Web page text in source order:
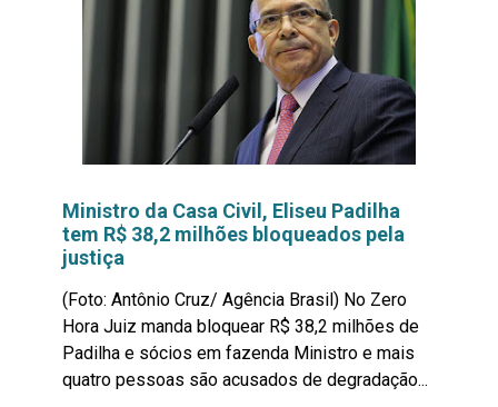
Ministro da Casa Civil, Eliseu Padilha
tem R$ 38,2 milhões bloqueados pela
justiça
(Foto: Antônio Cruz/ Agência Brasil) No Zero
Hora Juiz manda bloquear R$ 38,2 milhões de
Padilha e sócios em fazenda Ministro e mais
quatro pessoas são acusados de degradação...